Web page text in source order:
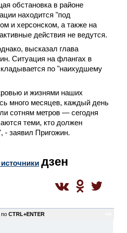
обстановка в районе
находится "под
и херсонском, а также на
действия не ведутся.
высказал глава
Ситуация на флангах в
по "наихудшему
и жизнями наших
много месяцев, каждый день
сотням метров — сегодня
теми, кто должен
- заявил Пригожин.
дзен
по CTRL+ENTER